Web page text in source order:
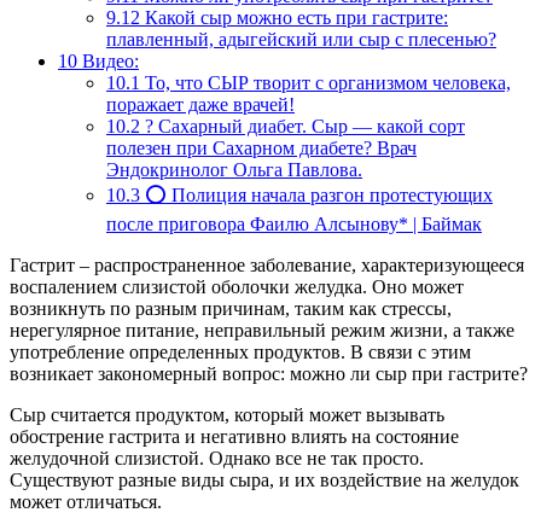
9.12 Какой сыр можно есть при гастрите:
плавленный, адыгейский или сыр с плесенью?
10 Видео:
10.1 То, что СЫР творит с организмом человека,
поражает даже врачей!
10.2 ? Сахарный диабет. Сыр — какой сорт
полезен при Сахарном диабете? Врач
Эндокринолог Ольга Павлова.
10.3 ⭕️ Полиция начала разгон протестующих
после приговора Фаилю Алсынову* | Баймак
Гастрит – распространенное заболевание, характеризующееся
воспалением слизистой оболочки желудка. Оно может
возникнуть по разным причинам, таким как стрессы,
нерегулярное питание, неправильный режим жизни, а также
употребление определенных продуктов. В связи с этим
возникает закономерный вопрос: можно ли сыр при гастрите?
Сыр считается продуктом, который может вызывать
обострение гастрита и негативно влиять на состояние
желудочной слизистой. Однако все не так просто.
Существуют разные виды сыра, и их воздействие на желудок
может отличаться.